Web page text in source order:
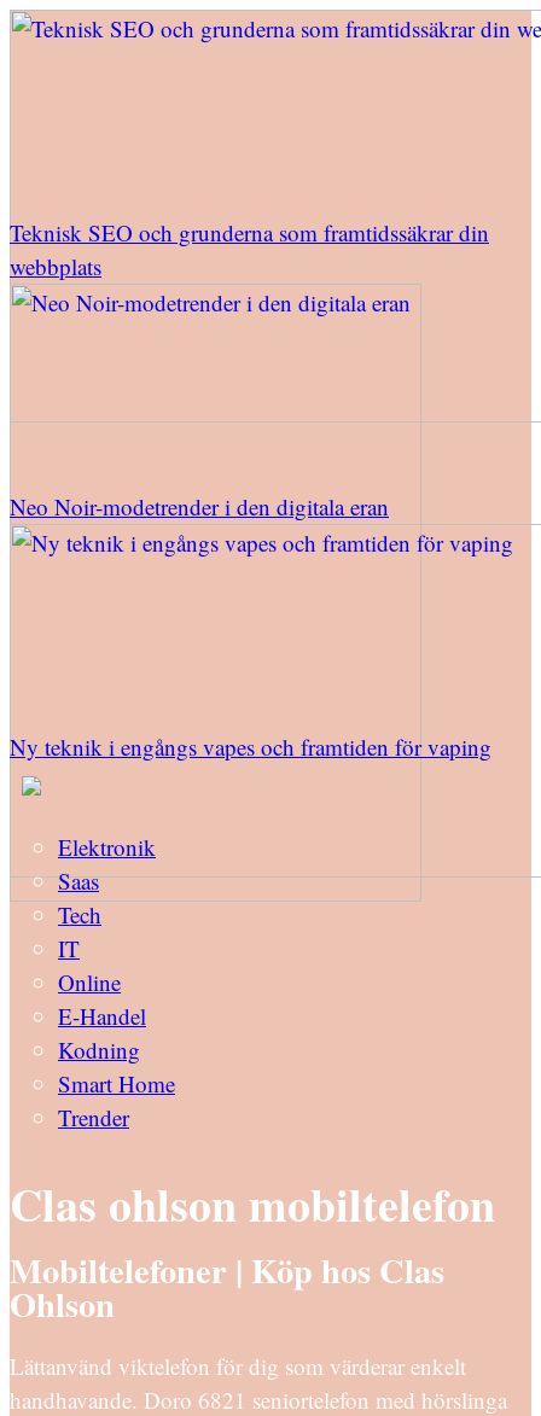
Teknisk SEO och grunderna som framtidssäkrar din
webbplats
Neo Noir-modetrender i den digitala eran
Ny teknik i engångs vapes och framtiden för vaping
Elektronik
Saas
Tech
IT
Online
E-Handel
Kodning
Smart Home
Trender
Clas ohlson mobiltelefon
Mobiltelefoner | Köp hos Clas
Ohlson
Lättanvänd viktelefon för dig som värderar enkelt
handhavande. Doro 6821 seniortelefon med hörslinga